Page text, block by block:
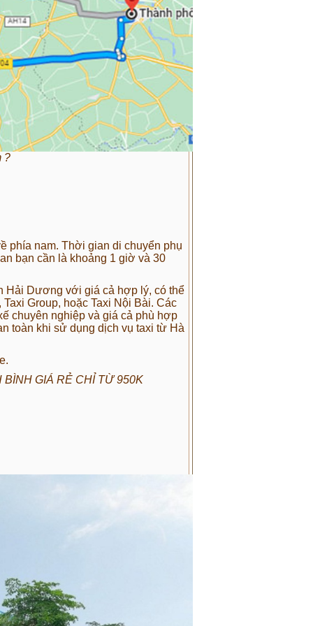
?
phía nam. Thời gian di chuyển phụ
bạn cần là khoảng 1 giờ và 30
Hải Dương với giá cả hợp lý, có thể
Group, hoặc Taxi Nội Bài. Các
chuyên nghiệp và giá cả phù hợp
toàn khi sử dụng dịch vụ taxi từ Hà
BÌNH GIÁ RẺ CHỈ TỪ 950K